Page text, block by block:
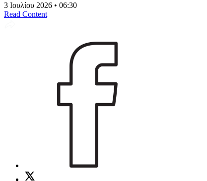
3 Ιουλίου 2026 • 06:30
Read Content